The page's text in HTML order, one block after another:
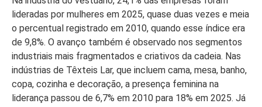
lideradas por mulheres em 2025, quase duas vezes e meia
o percentual registrado em 2010, quando esse índice era
de 9,8%. O avanço também é observado nos segmentos
industriais mais fragmentados e criativos da cadeia. Nas
indústrias de Têxteis Lar, que incluem cama, mesa, banho,
copa, cozinha e decoração, a presença feminina na
liderança passou de 6,7% em 2010 para 18% em 2025. Já